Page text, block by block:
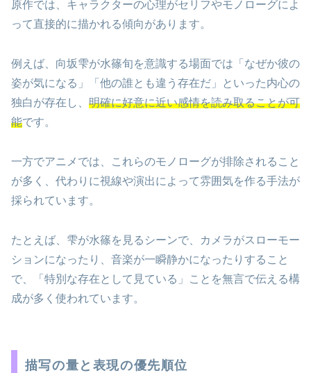
原作では、キャラクターの心理がセリフやモノローグによ
って直接的に描かれる傾向があります。
例えば、向坂雫が水篠旬を意識する場面では「なぜか彼の
姿が気になる」「他の誰とも違う存在だ」といった内心の
独白が存在し、 明確に好意に近い感情を読み取ることが可
能です。
一方でアニメでは、これらのモノローグが排除されること
が多く、代わりに視線や演出によって雰囲気を作る手法が
採られています。
たとえば、雫が水篠を見るシーンで、カメラがスローモー
ションになったり、音楽が一瞬静かになったりすること
で、「特別な存在として見ている」ことを無言で伝える構
成が多く使われています。
描写の量と表現の優先順位